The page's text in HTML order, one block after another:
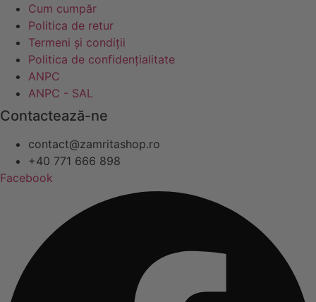
Cum cumpăr
Politica de retur
Termeni și condiții
Politica de confidențialitate
ANPC
ANPC - SAL
Contactează-ne
contact@zamritashop.ro
+40 771 666 898
Facebook